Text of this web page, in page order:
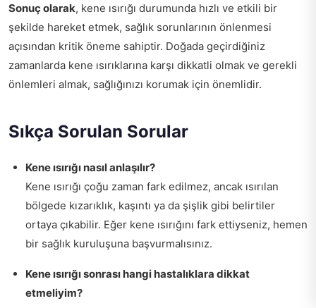
Sonuç olarak, kene ısırığı durumunda hızlı ve etkili bir
şekilde hareket etmek, sağlık sorunlarının önlenmesi
açısından kritik öneme sahiptir. Doğada geçirdiğiniz
zamanlarda kene ısırıklarına karşı dikkatli olmak ve gerekli
önlemleri almak, sağlığınızı korumak için önemlidir.
Sıkça Sorulan Sorular
Kene ısırığı nasıl anlaşılır?
Kene ısırığı çoğu zaman fark edilmez, ancak ısırılan
bölgede kızarıklık, kaşıntı ya da şişlik gibi belirtiler
ortaya çıkabilir. Eğer kene ısırığını fark ettiyseniz, hemen
bir sağlık kuruluşuna başvurmalısınız.
Kene ısırığı sonrası hangi hastalıklara dikkat
etmeliyim?